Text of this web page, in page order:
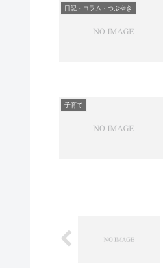
日記・コラム・つぶやき
子育て